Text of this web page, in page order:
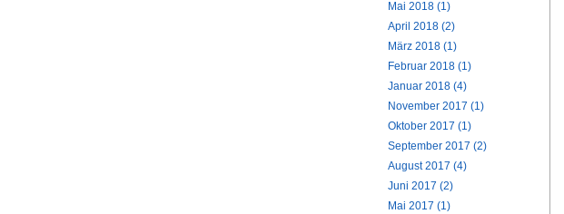
Mai 2018 (1)
April 2018 (2)
März 2018 (1)
Februar 2018 (1)
Januar 2018 (4)
November 2017 (1)
Oktober 2017 (1)
September 2017 (2)
August 2017 (4)
Juni 2017 (2)
Mai 2017 (1)